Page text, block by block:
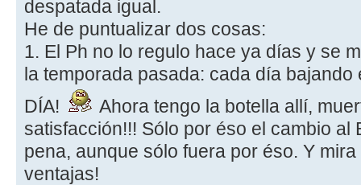
despatada igual.
He de puntualizar dos cosas:
1. El Ph no lo regulo hace ya días y se
la temporada pasada: cada día bajando
DÍA!
Ahora tengo la botella allí,
satisfacción!!! Sólo por éso el cambio al
pena, aunque sólo fuera por éso. Y
ventajas!